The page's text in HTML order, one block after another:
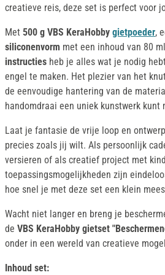
creatieve reis, deze set is perfect voor
Met 500 g VBS KeraHobby gietpoeder,
siliconenvorm met een inhoud van 80
instructies heb je alles wat je nodig
engel te maken. Het plezier van het
de eenvoudige hantering van de
handomdraai een uniek kunstwerk kunt
Laat je fantasie de vrije loop en
precies zoals jij wilt. Als persoonlijk
versieren of als creatief project met
toepassingsmogelijkheden zijn
hoe snel je met deze set een klein
Wacht niet langer en breng je
de VBS KeraHobby gietset
onder in een wereld van creatieve
Inhoud set: